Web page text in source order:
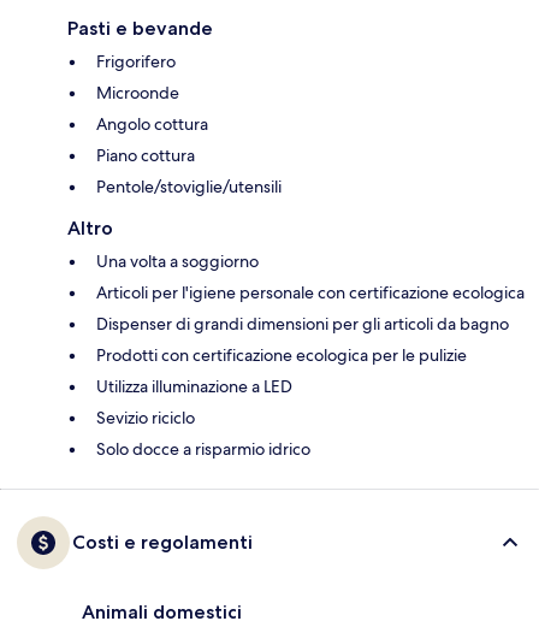
Pasti e bevande
Frigorifero
Microonde
Angolo cottura
Piano cottura
Pentole/stoviglie/utensili
Altro
Una volta a soggiorno
Articoli per l'igiene personale con certificazione ecologica
Dispenser di grandi dimensioni per gli articoli da bagno
Prodotti con certificazione ecologica per le pulizie
Utilizza illuminazione a LED
Sevizio riciclo
Solo docce a risparmio idrico
Costi e regolamenti
Animali domestici